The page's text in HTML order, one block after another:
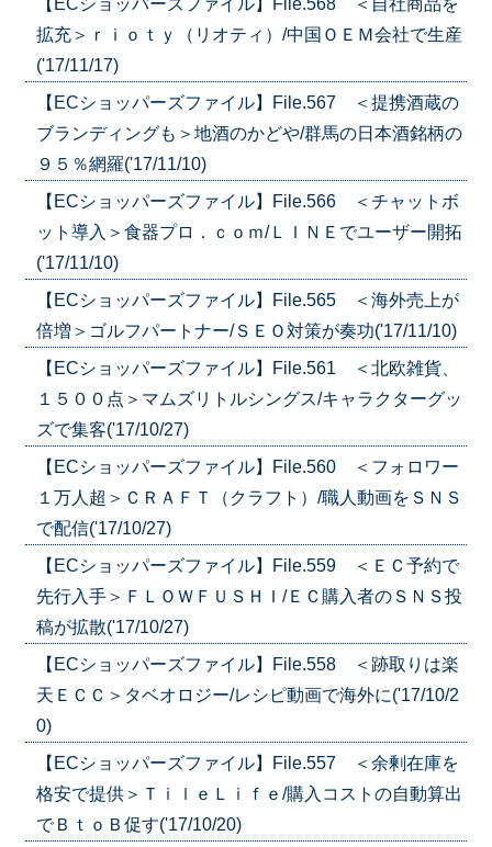
拡充＞ｒｉｏｔｙ（リオティ）/中国ＯＥＭ会社で生産
('17/11/17)
【ECショッパーズファイル】File.567 ＜提携酒蔵の
ブランディングも＞地酒のかどや/群馬の日本酒銘柄の
９５％網羅('17/11/10)
【ECショッパーズファイル】File.566 ＜チャットボ
ット導入＞食器プロ．ｃｏｍ/ＬＩＮＥでユーザー開拓
('17/11/10)
【ECショッパーズファイル】File.565 ＜海外売上が
倍増＞ゴルフパートナー/ＳＥＯ対策が奏功('17/11/10)
【ECショッパーズファイル】File.561 ＜北欧雑貨、
１５００点＞マムズリトルシングス/キャラクターグッ
ズで集客('17/10/27)
【ECショッパーズファイル】File.560 ＜フォロワー
１万人超＞ＣＲＡＦＴ（クラフト）/職人動画をＳＮＳ
で配信('17/10/27)
【ECショッパーズファイル】File.559 ＜ＥＣ予約で
先行入手＞ＦＬＯＷＦＵＳＨＩ/ＥＣ購入者のＳＮＳ投
稿が拡散('17/10/27)
【ECショッパーズファイル】File.558 ＜跡取りは楽
天ＥＣＣ＞タベオロジー/レシピ動画で海外に('17/10/2
0)
【ECショッパーズファイル】File.557 ＜余剰在庫を
格安で提供＞ＴｉｌｅＬｉｆｅ/購入コストの自動算出
でＢｔｏＢ促す('17/10/20)